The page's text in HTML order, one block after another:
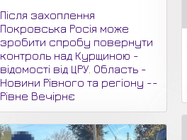
Після захоплення
Покровська Росія може
зробити спробу повернути
контроль над Курщиною -
відомості від ЦРУ. Область -
Новини Рівного та регіону --
Рівне Вечірнє